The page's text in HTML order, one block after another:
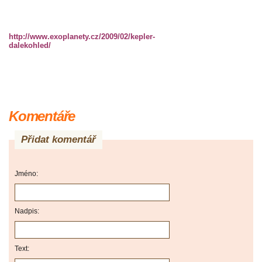
http://www.exoplanety.cz/2009/02/kepler-
dalekohled/
Komentáře
Přidat komentář
Jméno:
Nadpis:
Text: